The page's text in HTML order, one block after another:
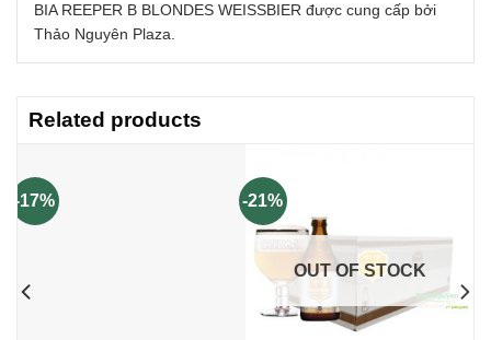
BIA REEPER B BLONDES WEISSBIER được cung cấp bởi
Thảo Nguyên Plaza.
Related products
-17% -21%
OUT OF STOCK